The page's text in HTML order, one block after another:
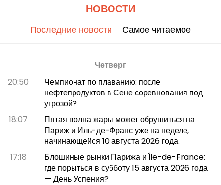
НОВОСТИ
Последние новости Самое читаемое
Четверг
20:50
Чемпионат по плаванию: после
нефтепродуктов в Сене соревнования под
угрозой?
18:07
Пятая волна жары может обрушиться на
Париж и Иль-де-Франс уже на неделе,
начинающейся 10 августа 2026 года.
17:18
Блошиные рынки Парижа и Île-de-France:
где порыться в субботу 15 августа 2026 года
— День Успения?